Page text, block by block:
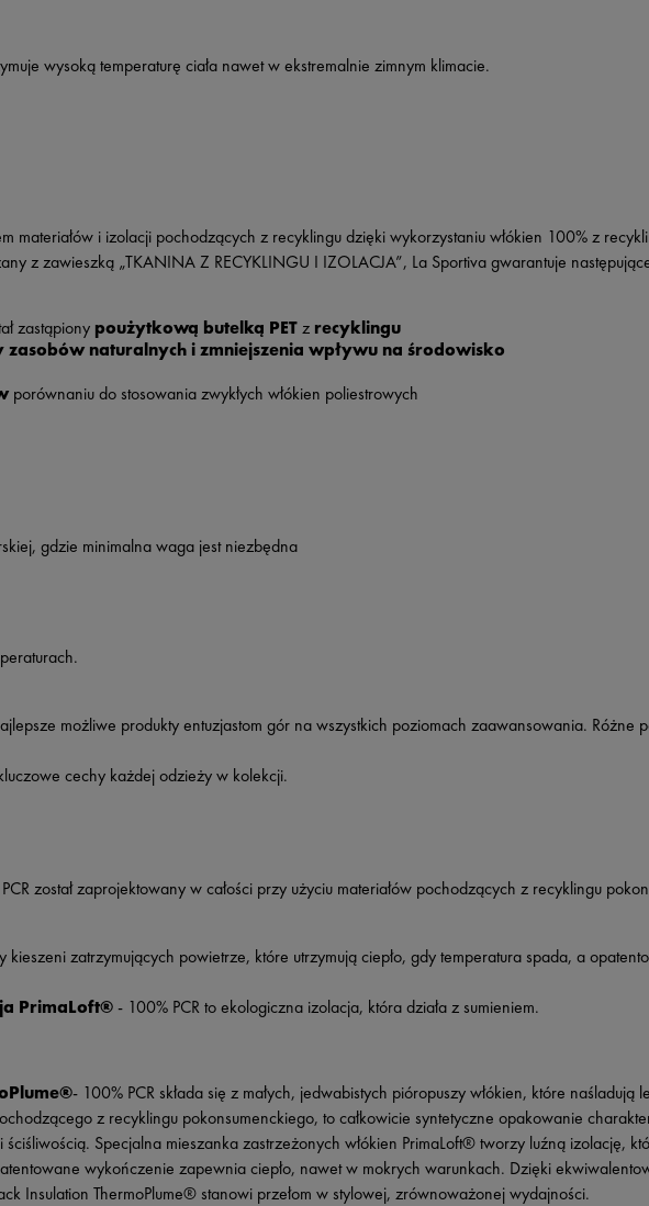
wysoką temperaturę ciała nawet w ekstremalnie zimnym klimacie.
materiałów i izolacji pochodzących z recyklingu dzięki wykorzystaniu włókien 100% z
z zawieszką „TKANINA Z RECYKLINGU I IZOLACJA”, La Sportiva gwarantuje
zastąpiony poużytkową butelką PETz recyklingu
zasobów naturalnych i zmniejszenia wpływu na środowisko
porównaniu do stosowania zwykłych włókien poliestrowych
gdzie minimalna waga jest niezbędna
możliwe produkty entuzjastom gór na wszystkich poziomach zaawansowania.
cechy każdej odzieży w kolekcji.
został zaprojektowany w całości przy użyciu materiałów pochodzących z recyklingu
kieszeni zatrzymujących powietrze, które utrzymują ciepło, gdy temperatura spada, a
PrimaLoft®- 100% PCR to ekologiczna izolacja, która działa z sumieniem.
- 100% PCR składa się z małych, jedwabistych pióropuszy włókien, które
z recyklingu pokonsumenckiego, to całkowicie syntetyczne opakowanie
Specjalna mieszanka zastrzeżonych włókien PrimaLoft® tworzy luźną izolację,
wykończenie zapewnia ciepło, nawet w mokrych warunkach. Dzięki
Insulation ThermoPlume® stanowi przełom w stylowej, zrównoważonej wydajności.